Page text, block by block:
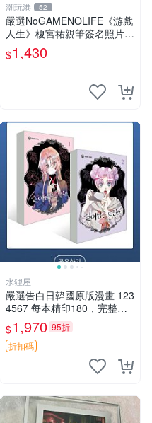
潮玩港 52
嚴選NoGAMENOLIFE《游戲
人生》榎宮祐親筆簽名照片，
3英寸珍藏版，國外原圖實
拍。簽名照片、收藏級品相、
$1,430
水狸屋
嚴選告白日韓國原版漫畫 123
4567 每本精印180，完整收
藏推薦 告白日、漫畫、特典
$1,970 95折
折扣碼